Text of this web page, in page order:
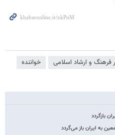
فرهنگ و ارشاد اسلامی خواننده
بازگردد
به ایران باز می‌گردد